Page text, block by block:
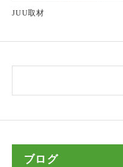
JUU取材
ブログ